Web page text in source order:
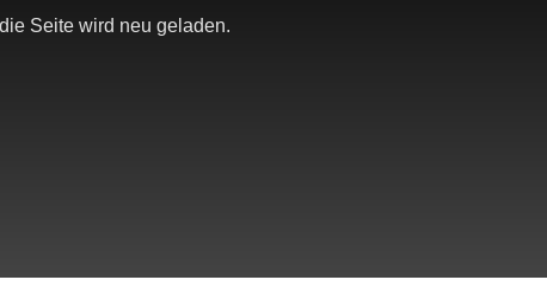
Seite wird neu geladen.